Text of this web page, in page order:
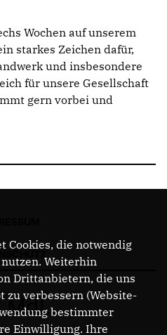
Wochen auf unserem
starkes Zeichen dafür,
und insbesondere
für unsere Gesellschaft
gern vorbei und
MdL
Cookies, die notwendig
Weiterhin
Drittanbietern, die uns
zu verbessern (Website-
bestimmter
Einwilligung. Ihre